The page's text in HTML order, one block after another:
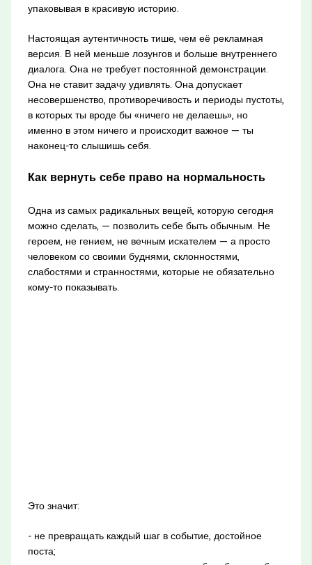
упаковывая в красивую историю.
Настоящая аутентичность тише, чем её рекламная
версия. В ней меньше лозунгов и больше внутреннего
диалога. Она не требует постоянной демонстрации.
Она не ставит задачу удивлять. Она допускает
несовершенство, противоречивость и периоды пустоты,
в которых ты вроде бы «ничего не делаешь», но
именно в этом ничего и происходит важное — ты
наконец-то слышишь себя.
Как вернуть себе право на нормальность
Одна из самых радикальных вещей, которую сегодня
можно сделать, — позволить себе быть обычным. Не
героем, не гением, не вечным искателем — а просто
человеком со своими буднями, склонностями,
слабостями и странностями, которые не обязательно
кому-то показывать.
Это значит:
- не превращать каждый шаг в событие, достойное
поста;